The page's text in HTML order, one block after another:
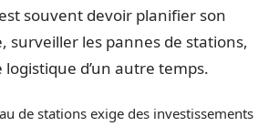
souvent devoir planifier son
surveiller les pannes de stations,
d’un autre temps.
de stations exige des investissements